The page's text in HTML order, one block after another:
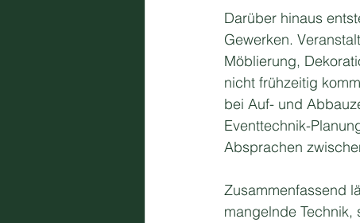
Darüber hinaus
Gewerken.
Möblierung,
nicht frühzeitig
bei Auf- und
Eventtechnik-
Absprachen
Zusammenfassend
mangelnde